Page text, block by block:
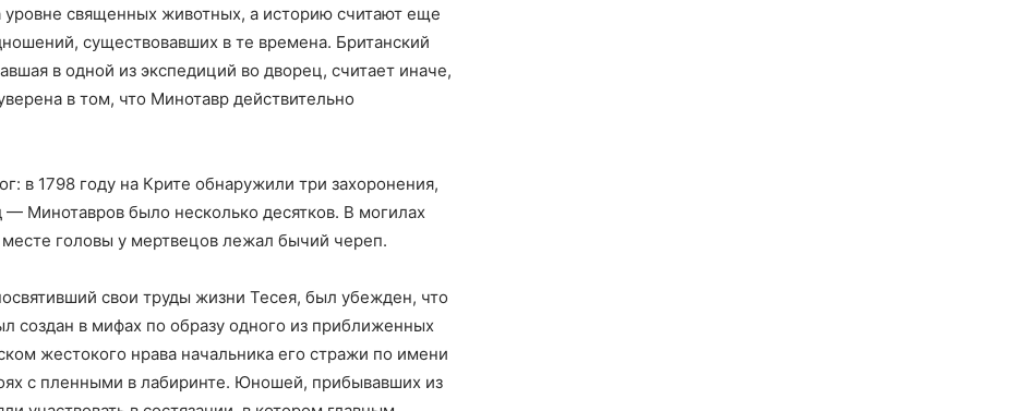
уровне священных животных, а историю считают еще
существовавших в те времена. Британский
в одной из экспедиций во дворец, считает иначе,
в том, что Минотавр действительно
в 1798 году на Крите обнаружили три захоронения,
Минотавров было несколько десятков. В могилах
головы у мертвецов лежал бычий череп.
свои труды жизни Тесея, был убежден, что
создан в мифах по образу одного из приближенных
жестокого нрава начальника его стражи по имени
с пленными в лабиринте. Юношей, прибывавших из